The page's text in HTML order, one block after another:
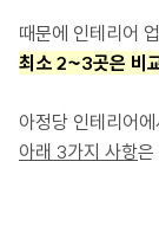
때문에 인테리어
최소 2~3곳은 비
아정당 인테리어
아래 3가지 사항은